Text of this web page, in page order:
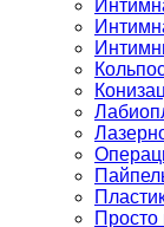
Просто